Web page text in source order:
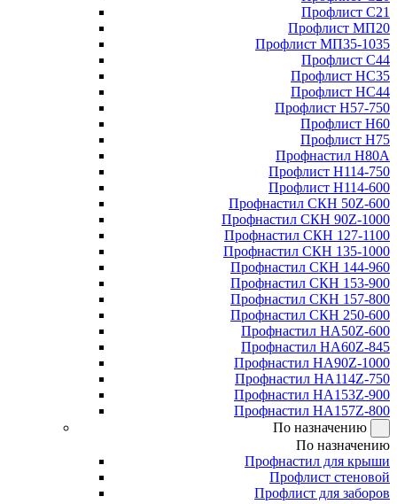
Профлист С21
Профлист МП20
Профлист МП35-1035
Профлист С44
Профлист НС35
Профлист НС44
Профлист Н57-750
Профлист Н60
Профлист Н75
Профнастил Н80А
Профлист Н114-750
Профлист Н114-600
Профнастил СКН 50Z-600
Профнастил СКН 90Z-1000
Профнастил СКН 127-1100
Профнастил СКН 135-1000
Профнастил СКН 144-960
Профнастил СКН 153-900
Профнастил СКН 157-800
Профнастил СКН 250-600
Профнастил НА50Z-600
Профнастил НА60Z-845
Профнастил НА90Z-1000
Профнастил НА114Z-750
Профнастил НА153Z-900
Профнастил НА157Z-800
По назначению
По назначению
Профнастил для крыши
Профлист стеновой
Профлист для заборов